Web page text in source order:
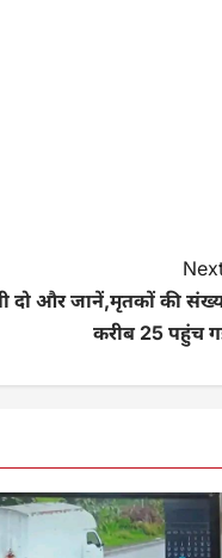
दो और जानें,मृतकों की
करीब 25 पहुंच